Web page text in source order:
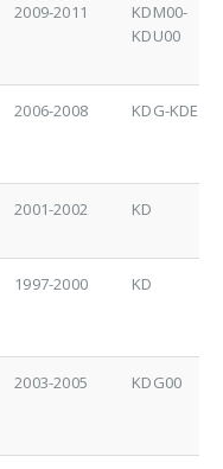
2009-2011
KDM00-
KDU00
2006-2008 KDG-KDE
2001-2002 KD
1997-2000 KD
2003-2005 KDG00